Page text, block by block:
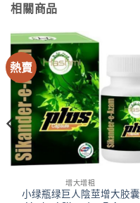
相關商品
熱賣
增大增粗
小绿瓶绿巨人陰莖增大胶囊